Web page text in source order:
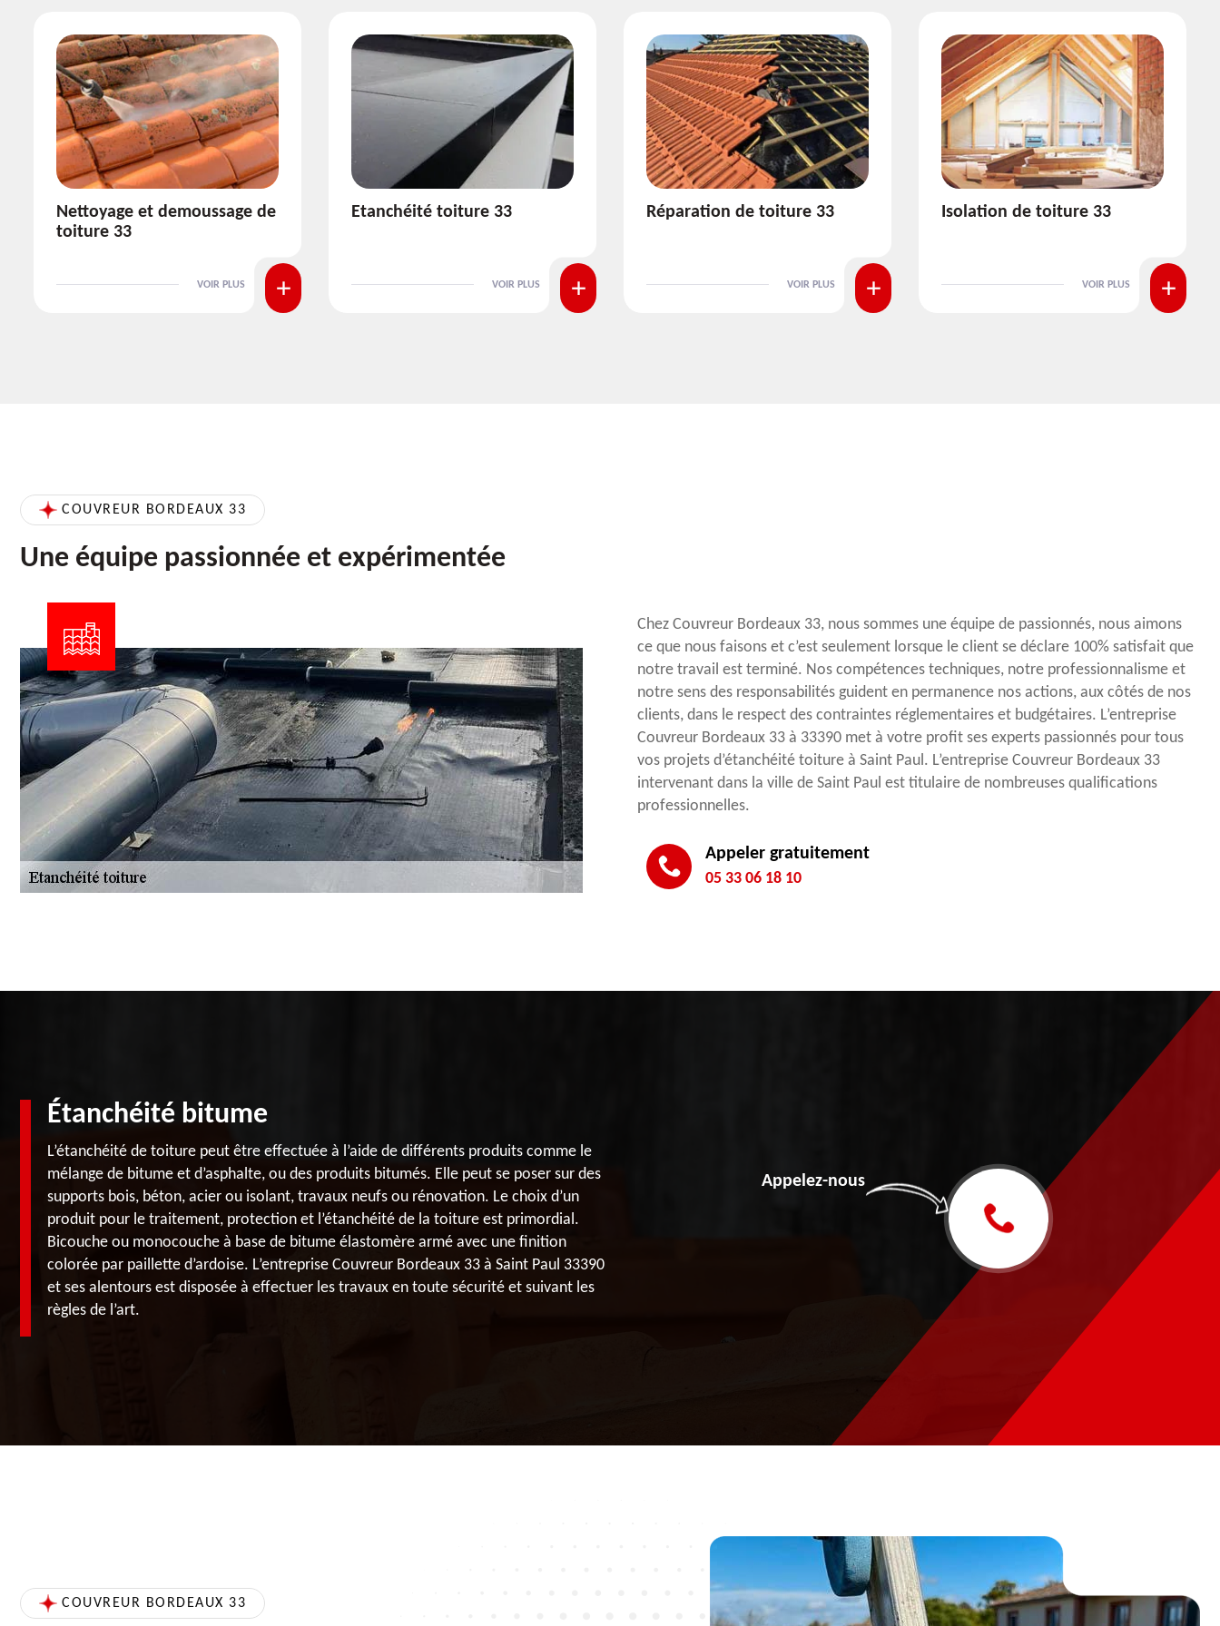
Etanchéité toiture 33
VOIR PLUS
Réparation de toiture 33
VOIR PLUS
Isolation de toiture 33
VOIR PLUS
Pose et nettoyage de
VOIR PLUS
COUVREUR BORDEAUX 33
Une équipe passionnée et expérimentée
Chez Couvreur Bordeaux 33, nous sommes une équipe de passionnés, nous aimons
ce que nous faisons et c’est seulement lorsque le client se déclare 100% satisfait que
notre travail est terminé. Nos compétences techniques, notre professionnalisme et
notre sens des responsabilités guident en permanence nos actions, aux côtés de nos
clients, dans le respect des contraintes réglementaires et budgétaires. L’entreprise
Couvreur Bordeaux 33 à 33390 met à votre profit ses experts passionnés pour tous
vos projets d’étanchéité toiture à Saint Paul. L’entreprise Couvreur Bordeaux 33
intervenant dans la ville de Saint Paul est titulaire de nombreuses qualifications
professionnelles.
Appeler gratuitement
05 33 06 18 10
Étanchéité bitume
L’étanchéité de toiture peut être effectuée à l’aide de différents produits comme le
mélange de bitume et d’asphalte, ou des produits bitumés. Elle peut se poser sur des
supports bois, béton, acier ou isolant, travaux neufs ou rénovation. Le choix d’un
produit pour le traitement, protection et l’étanchéité de la toiture est primordial.
Bicouche ou monocouche à base de bitume élastomère armé avec une finition
colorée par paillette d’ardoise. L’entreprise Couvreur Bordeaux 33 à Saint Paul 33390
et ses alentours est disposée à effectuer les travaux en toute sécurité et suivant les
règles de l’art.
Appelez-nous
COUVREUR BORDEAUX 33